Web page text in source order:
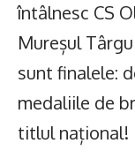
întâlnesc CS
Mureșul
sunt finalele:
medaliile de
titlul național!